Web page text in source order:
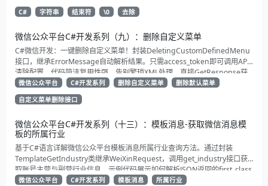
C# 字符串 结束符 \0 去除
微信公众平台C#开发系列（九）：删除自定义菜单
C#微信开发：一键删除自定义菜单！封装DeletingCustomDefinedMenu
接口，继承ErrorMessage自动解析结果。只需access_token即可调用API
清除配置。代码简洁复用性强，告别繁琐XML处理，直接GetResponse获
取状态。适合动态管理公众号的开发者，建议收藏备用！
微信公众平台 C#开发系列 删除自定义菜单
删除默认菜单
自定义菜单删除接口
微信公众平台C#开发系列（十三）：模板消息-获取微信消息模
板的所属行业
基于C#语言详解微信公众平台模板消息所属行业查询方法。通过封装
TemplateGetIndustry类继承WeiXinRequest，调用get_industry接口获
取账号主营与副营行业信息。示例代码展示如何解析JSON返回的first_class
与second_class数据，为开发者提供合规通知场景开发支持
微信公众平台 C#开发系列 模板消息 所属行业